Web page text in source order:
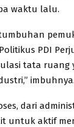
waktu lalu.
PDI
tata ruang
imbuhnya.
dari
untuk aktif